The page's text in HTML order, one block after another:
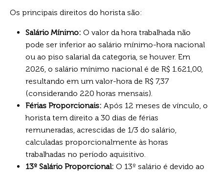
Os principais direitos do horista são:
Salário Mínimo: O valor da hora trabalhada não
pode ser inferior ao salário mínimo-hora nacional
ou ao piso salarial da categoria, se houver. Em
2026, o salário mínimo nacional é de R$ 1.621,00,
resultando em um valor-hora de R$ 7,37
(considerando 220 horas mensais).
Férias Proporcionais: Após 12 meses de vínculo, o
horista tem direito a 30 dias de férias
remuneradas, acrescidas de 1/3 do salário,
calculadas proporcionalmente às horas
trabalhadas no período aquisitivo.
13º Salário Proporcional: O 13º salário é devido ao